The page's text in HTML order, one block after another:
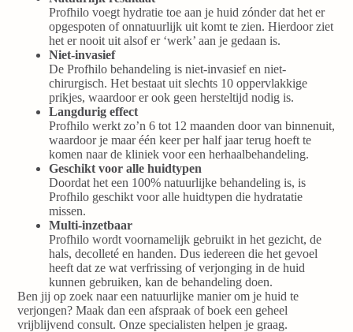
Profhilo voegt hydratie toe aan je huid zónder dat het er
opgespoten of onnatuurlijk uit komt te zien. Hierdoor ziet
het er nooit uit alsof er ‘werk’ aan je gedaan is.
Niet-invasief
De Profhilo behandeling is niet-invasief en niet-
chirurgisch. Het bestaat uit slechts 10 oppervlakkige
prikjes, waardoor er ook geen hersteltijd nodig is.
Langdurig effect
Profhilo werkt zo’n 6 tot 12 maanden door van binnenuit,
waardoor je maar één keer per half jaar terug hoeft te
komen naar de kliniek voor een herhaalbehandeling.
Geschikt voor alle huidtypen
Doordat het een 100% natuurlijke behandeling is, is
Profhilo geschikt voor alle huidtypen die hydratatie
missen.
Multi-inzetbaar
Profhilo wordt voornamelijk gebruikt in het gezicht, de
hals, decolleté en handen. Dus iedereen die het gevoel
heeft dat ze wat verfrissing of verjonging in de huid
kunnen gebruiken, kan de behandeling doen.
Ben jij op zoek naar een natuurlijke manier om je huid te
verjongen? Maak dan een afspraak of boek een geheel
vrijblijvend consult. Onze specialisten helpen je graag.